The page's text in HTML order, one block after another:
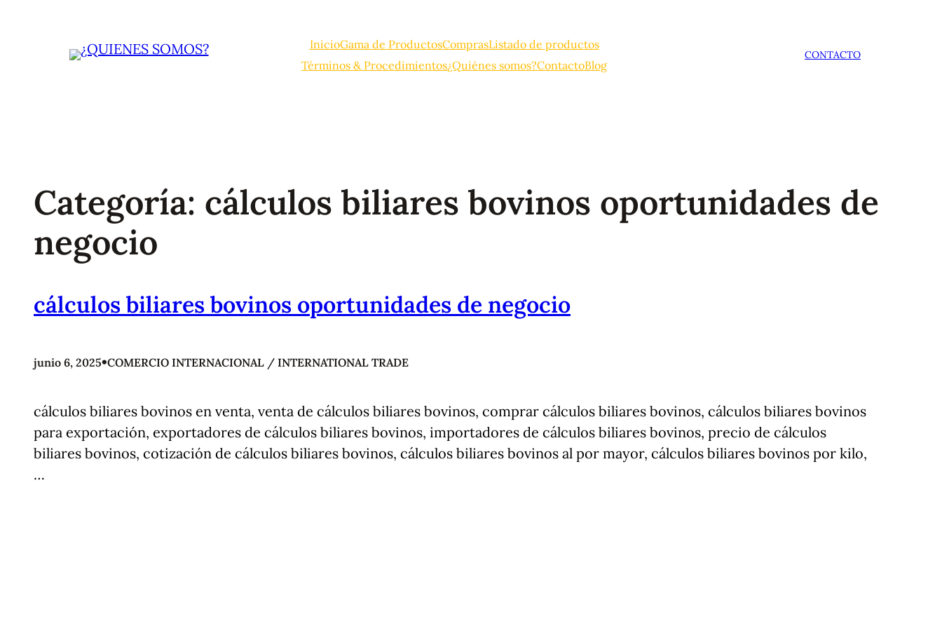
contenido
InicioGama de ProductosComprasListado de productos
Términos & Procedimientos¿Quiénes somos?ContactoBlog
CONTACTO
Categoría: cálculos biliares bovinos oportunidades de
negocio
cálculos biliares bovinos oportunidades de negocio
junio 6, 2025•COMERCIO INTERNACIONAL / INTERNATIONAL TRADE
cálculos biliares bovinos en venta, venta de cálculos biliares bovinos, comprar cálculos biliares bovinos, cálculos biliares bovinos
para exportación, exportadores de cálculos biliares bovinos, importadores de cálculos biliares bovinos, precio de cálculos
biliares bovinos, cotización de cálculos biliares bovinos, cálculos biliares bovinos al por mayor, cálculos biliares bovinos por kilo,
…